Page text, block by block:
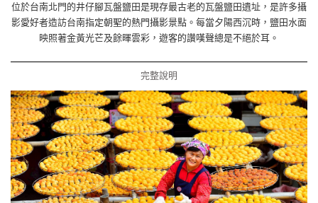
位於台南北門的井仔腳瓦盤鹽田是現存最古老的瓦盤鹽田遺址，是許多攝
影愛好者造訪台南指定朝聖的熱門攝影景點。每當夕陽西沉時，鹽田水面
映照著金黃光芒及餘暉雲彩，遊客的讚嘆聲總是不絕於耳。